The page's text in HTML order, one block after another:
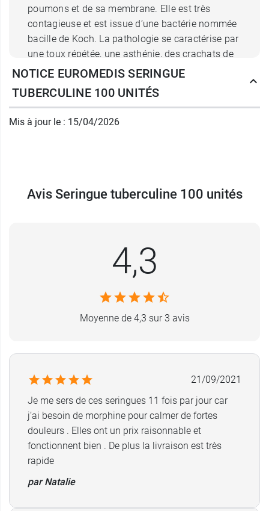
poumons et de sa membrane. Elle est très
contagieuse et est issue d’une bactérie nommée
bacille de Koch. La pathologie se caractérise par
une toux répétée, une asthénie, des crachats de
sang et des douleurs thoraciques.
Lors du test, l’injection estpeu douloureuse
et la quantité de produit administré est minime.
permet d’interpréter la réactivité du patient.
Lorsque le diamètre est inférieur à 5 mm le
indique soit un BCG (Bilié de Calmette et de
Guérin) préalablement réalisé, soit une
exposition à la maladie. Le vaccin doit
normalement être recommandé au 1 mois de
nombreux dispositifs médicaux et qui est
gants à usage unique
Caractéristiques de la seringue
tuberculine avec aiguille
Euromedis
Polypropylène.
NOTICE EUROMEDIS SERINGUE
TUBERCULINE 100 UNITÉS
Mis à jour le : 15/04/2026
Avis Seringue tuberculine 100 unités
4,3
Moyenne de 4,3 sur 3 avis
21/09/2021
Je me sers de ces seringues 11 fois par jour car
j’ai besoin de morphine pour calmer de fortes
douleurs . Elles ont un prix raisonnable et
fonctionnent bien . De plus la livraison est très
rapide
par Natalie